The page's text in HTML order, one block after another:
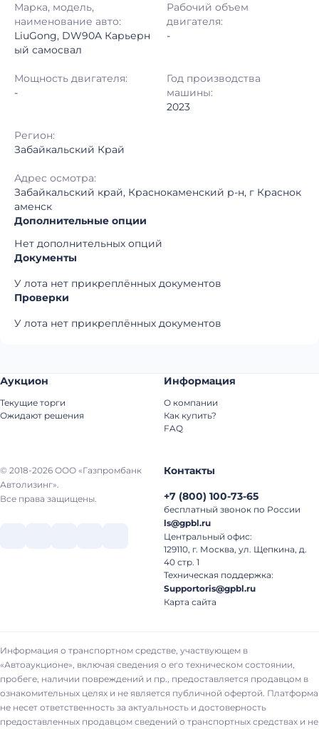
Шаг торгов: 50 000 ₽
Кол-во ставок:
Регион: Забайкальский Край
Марка, модель,
наименование авто:
LiuGong, DW90A Карьерн
ый самосвал
Рабочий объем
двигателя:
-
Мощность двигателя:
-
Год производства
машины:
2023
Регион:
Забайкальский Край
Адрес осмотра:
Забайкальский край, Краснокаменский р-н, г Краснок
аменск
Дополнительные опции
Нет дополнительных опций
Документы
У лота нет прикреплённых документов
Проверки
У лота нет прикреплённых документов
© 2018-2026 ООО «Газпромбанк
Автолизинг».
Все права защищены.
Аукцион
Текущие торги
Ожидают решения
Информация
О компании
Как купить?
FAQ
Контакты
+7 (800) 100-73-65
бесплатный звонок по России
ls@gpbl.ru
Центральный офис:
129110, г. Москва, ул. Щепкина, д.
40 стр. 1
Техническая поддержка:
Supportoris@gpbl.ru
Карта сайта
Информация о транспортном средстве, участвующем в
«Автоаукционе», включая сведения о его техническом состоянии,
пробеге, наличии повреждений и пр., предоставляется продавцом в
ознакомительных целях и не является публичной офертой. Платформа
не несет ответственность за актуальность и достоверность
предоставленных продавцом сведений о транспортных средствах и не